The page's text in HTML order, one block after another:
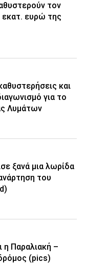
τον
εκατ. ευρώ της
και
για το
Λυμάτων
ξανά μια λωρίδα
του
η Παραλιακή –
(pics)